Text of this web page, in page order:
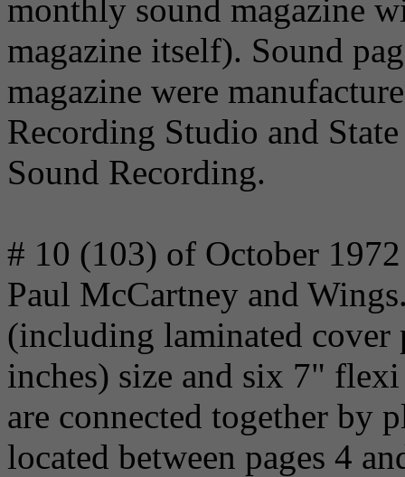
monthly sound magazine
magazine itself). Sound
magazine were
Recording Studio and
Sound Recording.
# 10 (103) of October
Paul McCartney and
(including laminated cover
inches) size and six 7"
are connected together by
located between pages 4